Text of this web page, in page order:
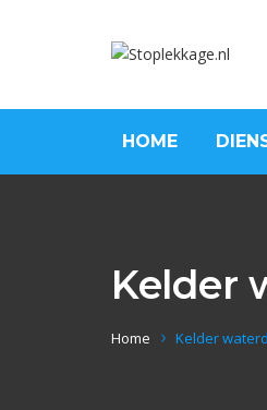
HOME
Kelder
Home Kelder